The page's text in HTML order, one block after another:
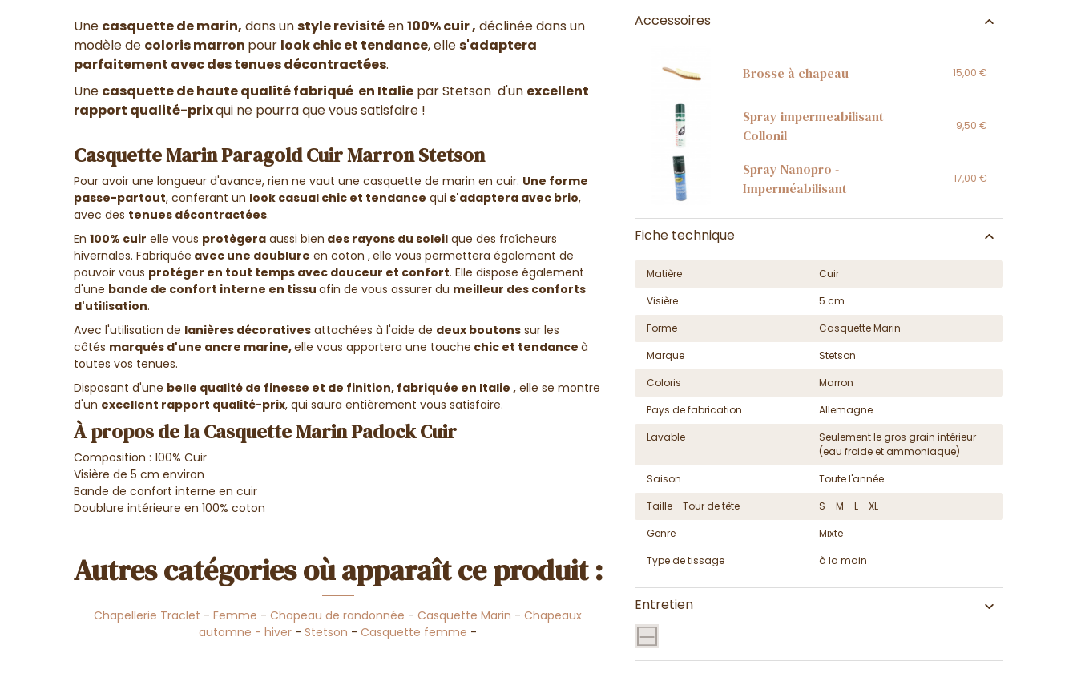
Une casquette de marin, dans unstyle revisitéen100% cuir , déclinée dans un
modèle de coloris marron pour look chic et tendance, elles'adaptera
parfaitement avec des tenues décontractées.
Une casquette de haute qualité fabriqué en Italie par Stetson d'un excellent
rapport qualité-prixqui ne pourra que vous satisfaire !
Casquette Marin Paragold Cuir Marron Stetson
Pour avoir une longueur d'avance, rien ne vaut une casquette de marin en cuir. Une forme
passe-partout, conferant un look casual chic et tendance qui s'adaptera avec brio,
avec des tenues décontractées.
En 100% cuir elle vous protègera aussi bien des rayons du soleil que des fraîcheurs
hivernales. Fabriquée avec une doublure en coton ,elle vous permettera également de
pouvoir vous protéger en tout temps avec douceur et confort. Elle dispose également
d'une bande de confort interne en tissu afin de vous assurer du meilleur des conforts
d'utilisation.
Avec l'utilisation de lanières décoratives attachées à l'aide de deux boutons sur les
côtés marqués d'une ancre marine,elle vous apportera une touche chic et tendance à
toutes vos tenues.
Disposant d'une belle qualité de finesse et de finition, fabriquée en Italie , elle se montre
d'un excellent rapport qualité-prix, qui saura entièrement vous satisfaire.
À propos de la Casquette Marin Padock Cuir
Composition : 100% Cuir
Visière de 5 cm environ
Bande de confort interne en cuir
Doublure intérieure en 100% coton
Autres catégories où apparaît ce produit :
Chapellerie Traclet -Femme -Chapeau de randonnée -Casquette Marin -Chapeaux
automne - hiver -Stetson -Casquette femme -
Accessoires
Brosse à chapeau 15,00 €
Spray impermeabilisant
Collonil
9,50 €
Spray Nanopro -
Imperméabilisant
17,00 €
Fiche technique
Matière
Cuir
Visière
5 cm
Forme
Casquette Marin
Marque
Stetson
Coloris
Marron
Pays de fabrication
Allemagne
Lavable
Seulement le gros grain intérieur
(eau froide et ammoniaque)
Saison
Toute l'année
Taille - Tour de tête
S - M - L - XL
Genre
Mixte
Type de tissage
à la main
Entretien